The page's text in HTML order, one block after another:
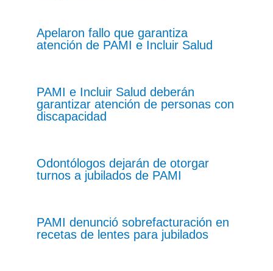
Apelaron fallo que garantiza
atención de PAMI e Incluir Salud
PAMI e Incluir Salud deberán
garantizar atención de personas con
discapacidad
Odontólogos dejarán de otorgar
turnos a jubilados de PAMI
PAMI denunció sobrefacturación en
recetas de lentes para jubilados